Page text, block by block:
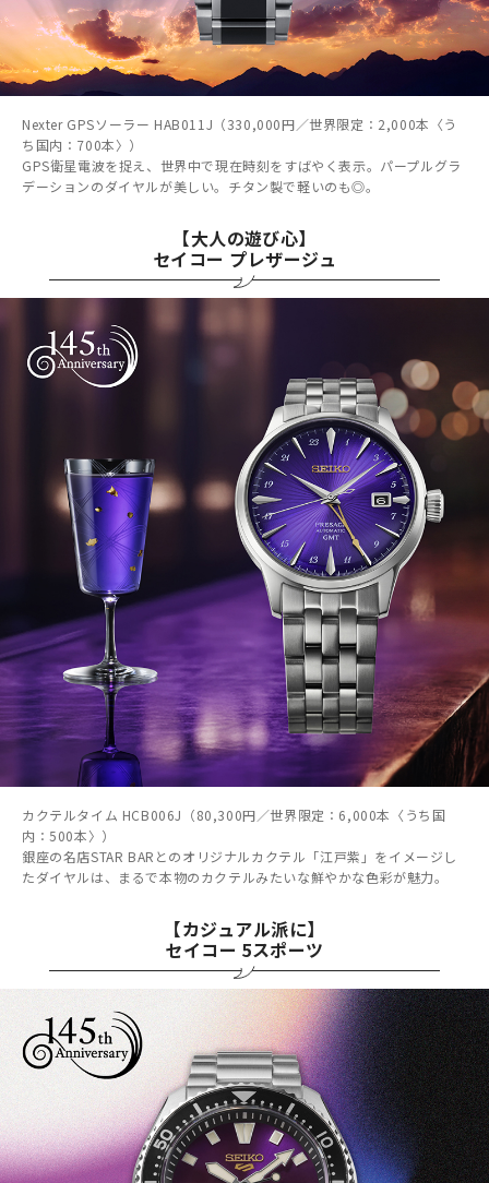
Nexter GPSソーラー HAB011J（330,000円／世界限定：2,000本〈う
ち国内：700本〉）
GPS衛星電波を捉え、世界中で現在時刻をすばやく表示。パープルグラ
デーションのダイヤルが美しい。チタン製で軽いのも◎。
【大人の遊び心】
セイコー プレザージュ
カクテルタイム HCB006J（80,300円／世界限定：6,000本〈うち国
内：500本〉）
銀座の名店STAR BARとのオリジナルカクテル「江戸紫」をイメージし
たダイヤルは、まるで本物のカクテルみたいな鮮やかな色彩が魅力。
【カジュアル派に】
セイコー 5スポーツ